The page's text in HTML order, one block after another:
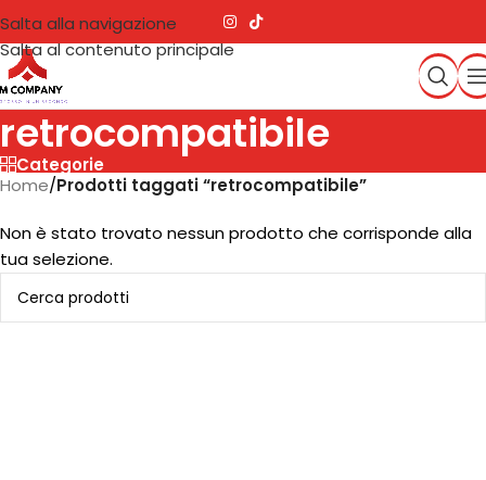
Salta alla navigazione
Salta al contenuto principale
retrocompatibile
Categorie
Home/Prodotti taggati “retrocompatibile”
Non è stato trovato nessun prodotto che corrisponde alla
tua selezione.